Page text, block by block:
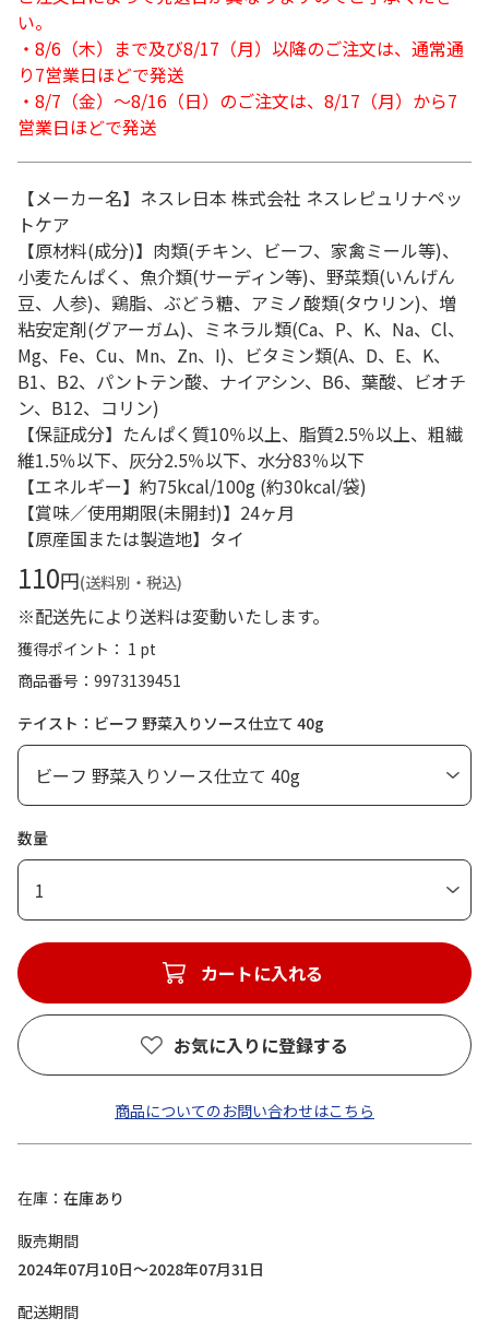
い。
・8/6（木）まで及び8/17（月）以降のご注文は、通常通
り7営業日ほどで発送
・8/7（金）～8/16（日）のご注文は、8/17（月）から7
営業日ほどで発送
【メーカー名】ネスレ日本 株式会社 ネスレピュリナペッ
トケア
【原材料(成分)】肉類(チキン、ビーフ、家禽ミール等)、
小麦たんぱく、魚介類(サーディン等)、野菜類(いんげん
豆、人参)、鶏脂、ぶどう糖、アミノ酸類(タウリン)、増
粘安定剤(グアーガム)、ミネラル類(Ca、P、K、Na、Cl、
Mg、Fe、Cu、Mn、Zn、I)、ビタミン類(A、D、E、K、
B1、B2、パントテン酸、ナイアシン、B6、葉酸、ビオチ
ン、B12、コリン)
【保証成分】たんぱく質10％以上、脂質2.5％以上、粗繊
維1.5％以下、灰分2.5％以下、水分83％以下
【エネルギー】約75kcal/100g (約30kcal/袋)
【賞味／使用期限(未開封)】24ヶ月
【原産国または製造地】タイ
110円(送料別・税込)
※配送先により送料は変動いたします。
獲得ポイント： 1 pt
商品番号
9973139451
テイスト：ビーフ 野菜入りソース仕立て 40g
数量
1
カートに入れる
お気に入りに登録する
商品についてのお問い合わせはこちら
在庫
在庫あり
販売期間
2024年07月10日～2028年07月31日
配送期間